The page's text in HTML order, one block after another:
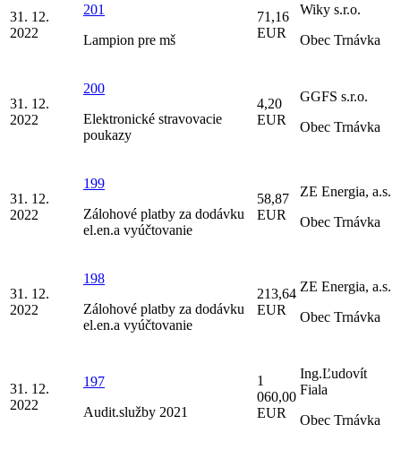
31. 12.
2022
201
Lampion pre mš
71,16
EUR
Wiky s.r.o.
Obec Trnávka
31. 12.
2022
200
Elektronické stravovacie
poukazy
4,20
EUR
GGFS s.r.o.
Obec Trnávka
31. 12.
2022
199
Zálohové platby za dodávku
el.en.a vyúčtovanie
58,87
EUR
ZE Energia, a.s.
Obec Trnávka
31. 12.
2022
198
Zálohové platby za dodávku
el.en.a vyúčtovanie
213,64
EUR
ZE Energia, a.s.
Obec Trnávka
31. 12.
2022
197
Audit.služby 2021
1
060,00
EUR
Ing.Ľudovít
Fiala
Obec Trnávka